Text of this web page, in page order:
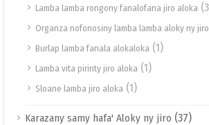
Lamba lamba rongony fanalofana jiro aloka
Organza nofonosiny lamba lamba aloky ny jiro
Burlap lamba fanala alokaloka (1)
Lamba vita pirinty jiro aloka (1)
Sloane lamba jiro aloka (1)
Karazany samy hafa' Aloky ny jiro (37)